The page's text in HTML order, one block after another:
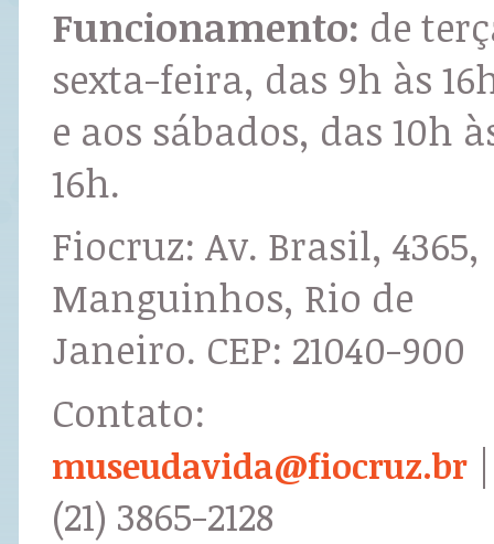
Funcionamento: de
sexta-feira, das 9h às
e aos sábados, das 10h
16h.
Fiocruz: Av. Brasil, 4365,
Manguinhos, Rio de
Janeiro. CEP: 21040-900
Contato:
museudavida@fiocruz.br |
(21) 3865-2128